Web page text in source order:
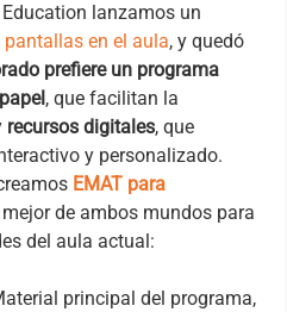
lanzamos un
en el aula, y quedó
prefiere un programa
, que facilitan la
recursos digitales, que
y personalizado.
EMAT para
de ambos mundos para
del aula actual:
principal del programa,